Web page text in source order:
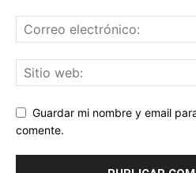
Guardar mi nombre y email
comente.